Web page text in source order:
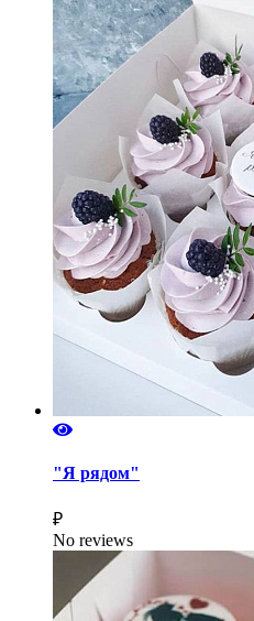
"Я рядом"
₽
No reviews